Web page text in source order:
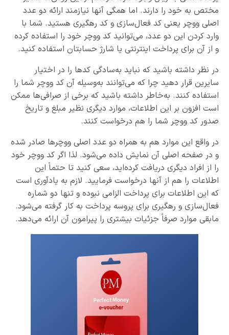
مختص به خود را دارند. اما همگی آنها نیازمند ارائه دو عدد
اصلی ووچر یعنی کد فعال‌سازی و کد رهگیری هستید. شما با
وارد کردن این دو عدد، می‌توانید کد ووچر خود را استفاده کرده
و از آن برای پرداخت اینترنتی یا شارژ حسابتان استفاده کنید.
در نظر داشته باشید که نباید به‌سادگی کدها را در اختیار
سایرین قرار دهید چرا که می‌توانند به‌وسیله آن کد ووچر شما را
استفاده کنند. به‌خاطر داشته باشید که برخی از صرافی‌ها ممکن
است افزون بر این اطلاعات، موارد دیگری نظیر مبلغ و تاریخ
صدور کد ووچر شما را هم درخواست کنند.
در واقع این موارد هم به همراه دو عدد اصلی ووچرها صادر شده
و در صفحه اصلی آن نمایش داده می‌شود. لذا اگر کد ووچر خود
را از افراد دیگری دریافت کرده‌اید، سعی کنید تا حتماً این
اطلاعات را هم از آنها درخواست فرمایید. لازم به یادآوری است
که این اطلاعات برای پرداخت الزامی نبوده و تنها دو شماره
فعال‌سازی و رهگیری برای پروسه پرداخت به کار گرفته می‌شود.
مابقی موارد صرفاً جزئیات بیشتری را پیرامون آن ارائه می‌دهد.